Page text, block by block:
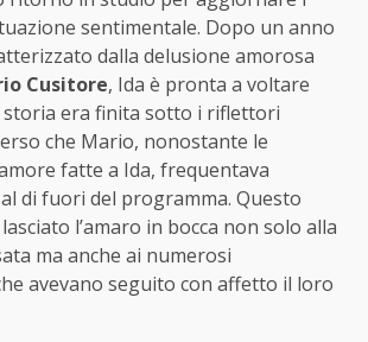
sentimentale. Dopo un anno
dalla delusione amorosa
Cusitore, Ida è pronta a voltare
storia era finita sotto i riflettori
che Mario, nonostante le
fatte a Ida, frequentava
di fuori del programma. Questo
l’amaro in bocca non solo alla
ma anche ai numerosi
avevano seguito con affetto il loro